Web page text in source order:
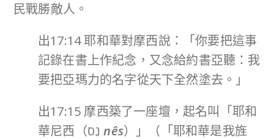
民戰勝敵人。
出17:14 耶和華對摩西說：「你要把這事
記錄在書上作紀念，又念給約書亞聽：我
要把亞瑪力的名字從天下全然塗去。」
出17:15 摩西築了一座壇，起名叫「耶和
華尼西（נֵסnês）」（「耶和華是我旌